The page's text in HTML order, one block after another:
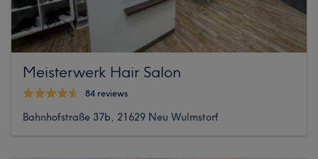
Meisterwerk Hair Salon
84 reviews
Bahnhofstraße 37b, 21629 Neu Wulmstorf